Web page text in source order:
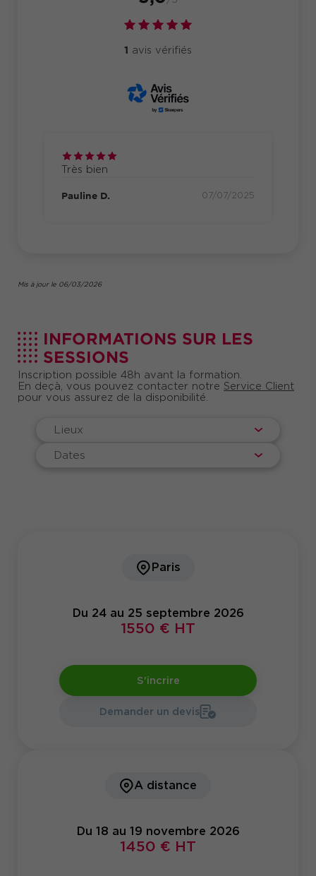
1 avis vérifiés
Très bien
Pauline D. 07/07/2025
Mis à jour le 06/03/2026
INFORMATIONS SUR LES
SESSIONS
Inscription possible 48h avant la formation.
En deçà, vous pouvez contacter notre Service Client
pour vous assurez de la disponibilité.
Lieux
Dates
Paris
Du 24 au 25 septembre 2026
1550 € HT
S'incrire
Demander un devis
A distance
Du 18 au 19 novembre 2026
1450 € HT